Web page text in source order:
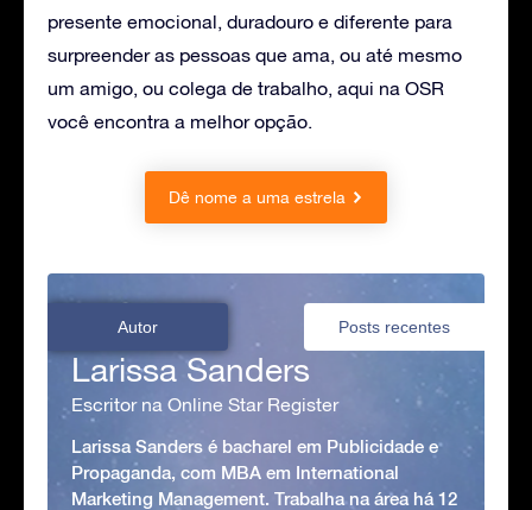
presente emocional, duradouro e diferente para
surpreender as pessoas que ama, ou até mesmo
um amigo, ou colega de trabalho, aqui na OSR
você encontra a melhor opção.
Dê nome a uma estrela
Autor Posts recentes
Larissa Sanders
Escritor na Online Star Register
Larissa Sanders é bacharel em Publicidade e
Propaganda, com MBA em International
Marketing Management. Trabalha na área há 12